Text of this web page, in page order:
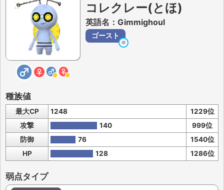
コレクレー(とほ)
英語名：Gimmighoul
ゴースト
種族値
最大CP 1248
1229位
攻撃
140
999位
防御
76
1540位
HP
128 1286位
弱点タイプ